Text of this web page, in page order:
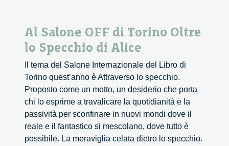
Al Salone OFF di Torino Oltre
lo Specchio di Alice
Il tema del Salone Internazionale del Libro di
Torino quest’anno è Attraverso lo specchio.
Proposto come un motto, un desiderio che porta
chi lo esprime a travalicare la quotidianità e la
passività per sconfinare in nuovi mondi dove il
reale e il fantastico si mescolano, dove tutto è
possibile. La meraviglia celata dietro lo specchio.